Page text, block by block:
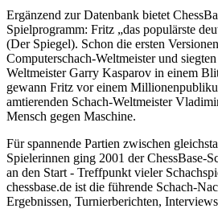
Ergänzend zur Datenbank bietet
Spielprogramm: Fritz „das populärste
(Der Spiegel). Schon die ersten
Computerschach-Weltmeister und
Weltmeister Garry Kasparov in einem
gewann Fritz vor einem
amtierenden Schach-Weltmeister
Mensch gegen Maschine.
Für spannende Partien zwischen
Spielerinnen ging 2001 der ChessBase-
an den Start - Treffpunkt vieler
chessbase.de ist die führende Schach-
Ergebnissen, Turnierberichten,